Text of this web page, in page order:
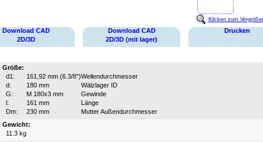
Klicken zum
Download CAD
2D/3D
Download CAD
2D/3D (mit lager)
Drucken
Größe:
d1:
161,92 mm (6.3/8")Wellendurchmesser
d:
180 mm
Wälzlager ID
G:
M 180x3 mm
Gewinde
l:
161 mm
Länge
Dm:
230 mm
Mutter Außendurchmesser
Gewicht:
11.3 kg